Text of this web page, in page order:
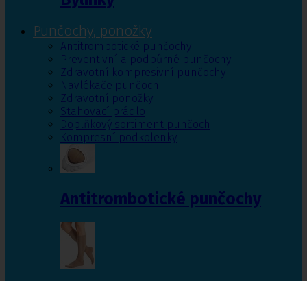
Punčochy, ponožky
Antitrombotické punčochy
Preventivní a podpůrné punčochy
Zdravotní kompresivní punčochy
Navlékače punčoch
Zdravotní ponožky
Stahovací prádlo
Doplňkový sortiment punčoch
Kompresní podkolenky
Antitrombotické punčochy